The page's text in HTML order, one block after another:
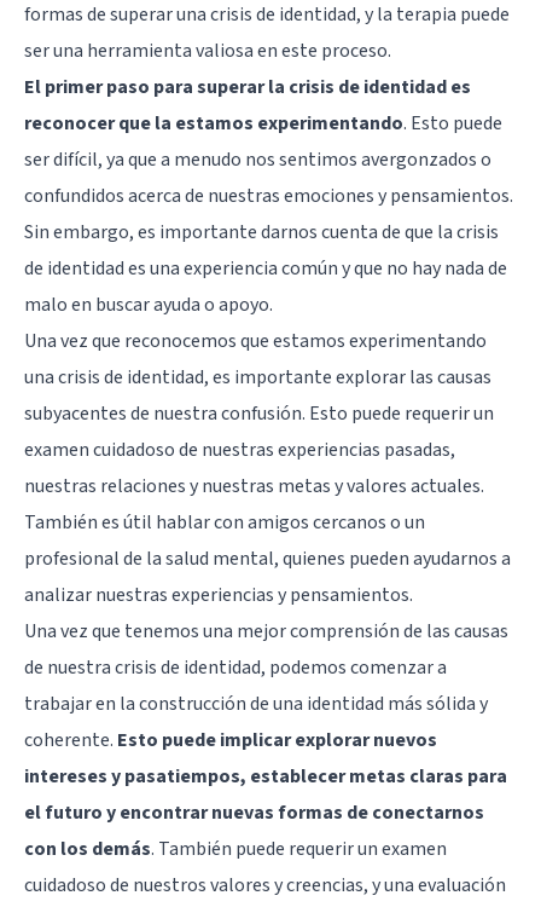
formas de superar una crisis de identidad, y la terapia puede
ser una herramienta valiosa en este proceso.
El primer paso para superar la crisis de identidad es
reconocer que la estamos experimentando. Esto puede
ser difícil, ya que a menudo nos sentimos avergonzados o
confundidos acerca de nuestras emociones y pensamientos.
Sin embargo, es importante darnos cuenta de que la crisis
de identidad es una experiencia común y que no hay nada de
malo en buscar ayuda o apoyo.
Una vez que reconocemos que estamos experimentando
una crisis de identidad, es importante explorar las causas
subyacentes de nuestra confusión. Esto puede requerir un
examen cuidadoso de nuestras experiencias pasadas,
nuestras relaciones y nuestras metas y valores actuales.
También es útil hablar con amigos cercanos o un
profesional de la salud mental, quienes pueden ayudarnos a
analizar nuestras experiencias y pensamientos.
Una vez que tenemos una mejor comprensión de las causas
de nuestra crisis de identidad, podemos comenzar a
trabajar en la construcción de una identidad más sólida y
coherente. Esto puede implicar explorar nuevos
intereses y pasatiempos, establecer metas claras para
el futuro y encontrar nuevas formas de conectarnos
con los demás. También puede requerir un examen
cuidadoso de nuestros valores y creencias, y una evaluación